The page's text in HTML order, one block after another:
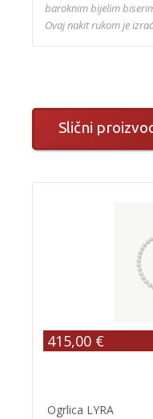
baroknim bijelim
Ovaj nakit rukom je
Slični
415,00 €
Ogrlica LYRA